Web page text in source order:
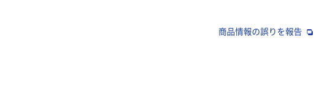
商品情報の誤りを報告